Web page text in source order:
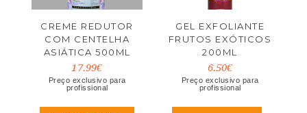
CREME REDUTOR
COM CENTELHA
ASIÁTICA 500ML
17.99€
Preço exclusivo para
profissional
GEL EXFOLIANTE
FRUTOS EXÓTICOS
200ML
6.50€
Preço exclusivo para
profissional